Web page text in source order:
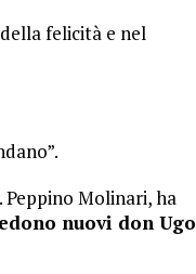
felicità e nel
Molinari, ha
nuovi don Ugo